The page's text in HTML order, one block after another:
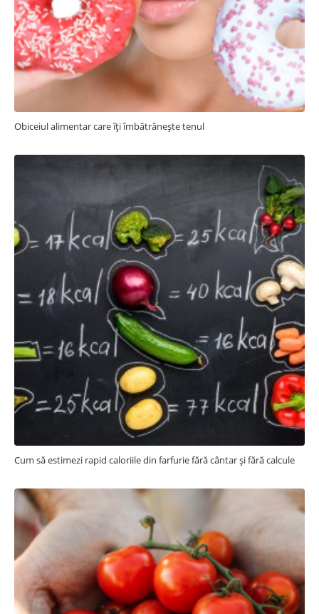
Obiceiul alimentar care îți îmbătrânește tenul
Cum să estimezi rapid caloriile din farfurie fără cântar și fără calcule